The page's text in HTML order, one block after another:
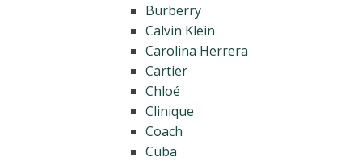
Burberry
Calvin Klein
Carolina Herrera
Cartier
Chloé
Clinique
Coach
Cuba